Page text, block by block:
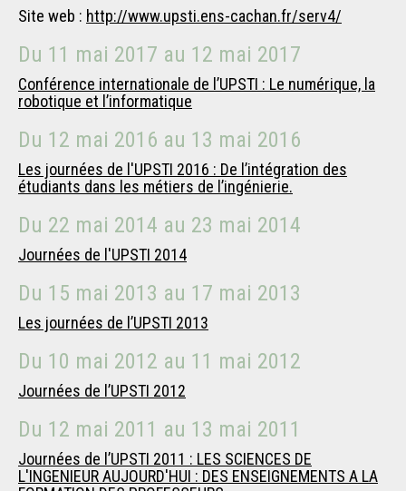
Site web : http://www.upsti.ens-cachan.fr/serv4/
Du 11 mai 2017 au 12 mai 2017
Conférence internationale de l’UPSTI : Le numérique, la
robotique et l’informatique
Du 12 mai 2016 au 13 mai 2016
Les journées de l'UPSTI 2016 : De l’intégration des
étudiants dans les métiers de l’ingénierie.
Du 22 mai 2014 au 23 mai 2014
Journées de l'UPSTI 2014
Du 15 mai 2013 au 17 mai 2013
Les journées de l’UPSTI 2013
Du 10 mai 2012 au 11 mai 2012
Journées de l’UPSTI 2012
Du 12 mai 2011 au 13 mai 2011
Journées de l’UPSTI 2011 : LES SCIENCES DE
L'INGENIEUR AUJOURD'HUI : DES ENSEIGNEMENTS A LA